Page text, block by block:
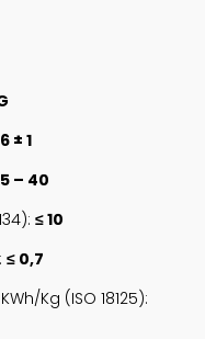
6 ± 1
– 40
≤ 10
≤ 0,7
Kg (ISO 18125):